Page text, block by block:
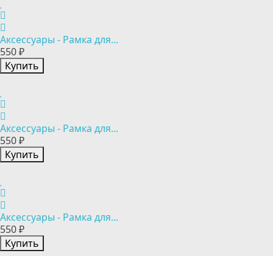
Аксессуары - Рамка для...
550 ₽
Купить
Аксессуары - Рамка для...
550 ₽
Купить
Аксессуары - Рамка для...
550 ₽
Купить